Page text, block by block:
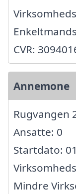
CVR:
Annemone
Rugvangen
Ansatte: 0
Startdato:
Mindre